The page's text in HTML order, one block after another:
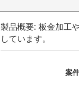
製品概要: 板金加工
しています。
案